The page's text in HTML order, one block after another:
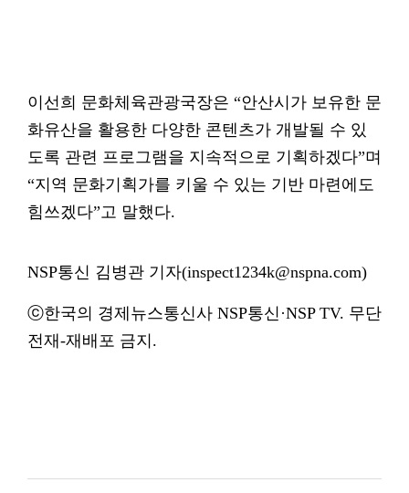
이선희 문화체육관광국장은 “안산시가 보유한 문
화유산을 활용한 다양한 콘텐츠가 개발될 수 있
도록 관련 프로그램을 지속적으로 기획하겠다”며
“지역 문화기획가를 키울 수 있는 기반 마련에도
힘쓰겠다”고 말했다.
NSP통신 김병관 기자(inspect1234k@nspna.com)
ⓒ한국의 경제뉴스통신사 NSP통신·NSP TV. 무단
전재-재배포 금지.